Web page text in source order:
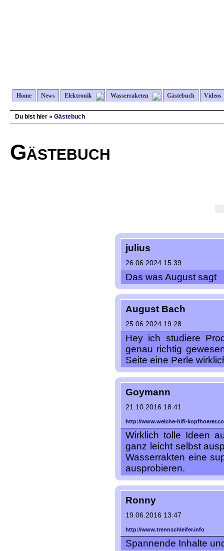
Home News Elektronik Wasserraketen Gästebuch Videos
Du bist hier » Gästebuch
Gästebuch
julius
26.06.2024 15:39
Das was August sagt
August Bach
25.06.2024 19:28
Hey ich studiere
genau richtig
Seite eine Perle
Goymann
21.10.2016 18:41
http://www.welche-hifi-
Wirklich tolle Ideen
ganz leicht selbst
Wasserrakten eine
ausprobieren.
Ronny
19.06.2016 13:47
http://www.trennschleifer.info
Spannende Inhalte